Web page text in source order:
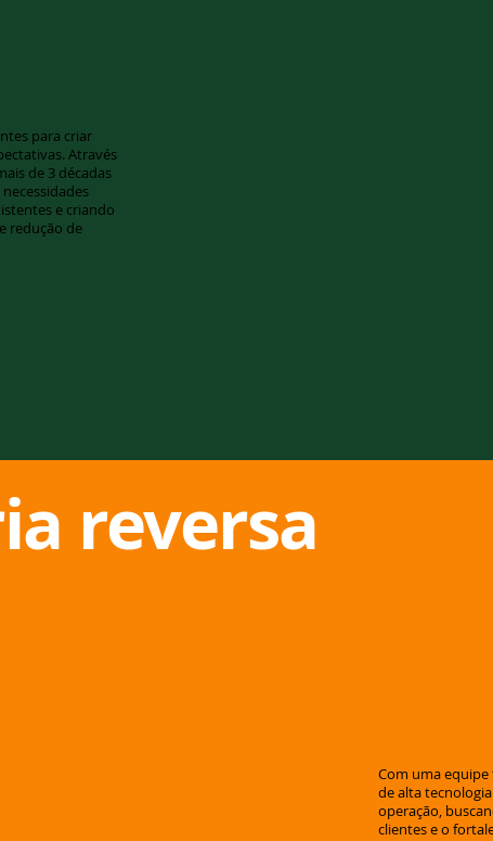
para criar
Através
de 3 décadas
e criando
redução de
reversa
Com uma
de alta
operação,
clientes e o